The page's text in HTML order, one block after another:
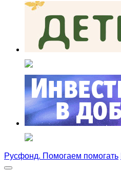
Русфонд. Помогаем помогать